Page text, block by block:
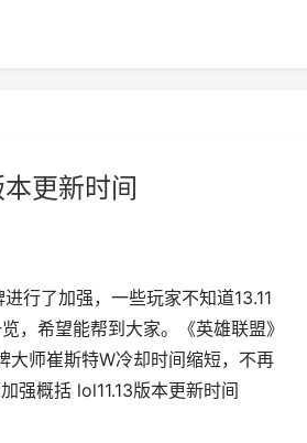
更新时间
行了加强，一些玩家不知道13.11
，希望能帮到大家。《英雄联盟》
大师崔斯特W冷却时间缩短，不再
强概括 lol11.13版本更新时间